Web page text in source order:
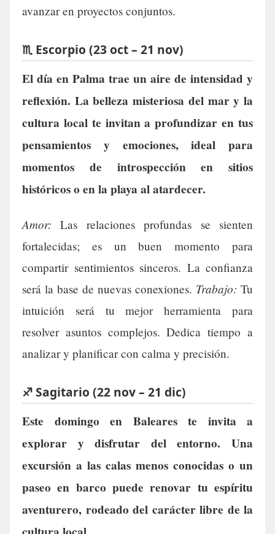
avanzar en proyectos conjuntos.
♏ Escorpio (23 oct – 21 nov)
El día en Palma trae un aire de intensidad y
reflexión. La belleza misteriosa del mar y la
cultura local te invitan a profundizar en tus
pensamientos y emociones, ideal para
momentos de introspección en sitios
históricos o en la playa al atardecer.
Amor: Las relaciones profundas se sienten
fortalecidas; es un buen momento para
compartir sentimientos sinceros. La confianza
será la base de nuevas conexiones. Trabajo: Tu
intuición será tu mejor herramienta para
resolver asuntos complejos. Dedica tiempo a
analizar y planificar con calma y precisión.
♐ Sagitario (22 nov – 21 dic)
Este domingo en Baleares te invita a
explorar y disfrutar del entorno. Una
excursión a las calas menos conocidas o un
paseo en barco puede renovar tu espíritu
aventurero, rodeado del carácter libre de la